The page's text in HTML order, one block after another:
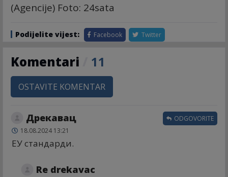
(Agencije) Foto: 24sata
Podijelite vijest: Facebook Twitter
Komentari 11
OSTAVITE KOMENTAR
Дрекавац
18.08.2024 13:21
ЕУ стандарди.
ODGOVORITE
Re drekavac